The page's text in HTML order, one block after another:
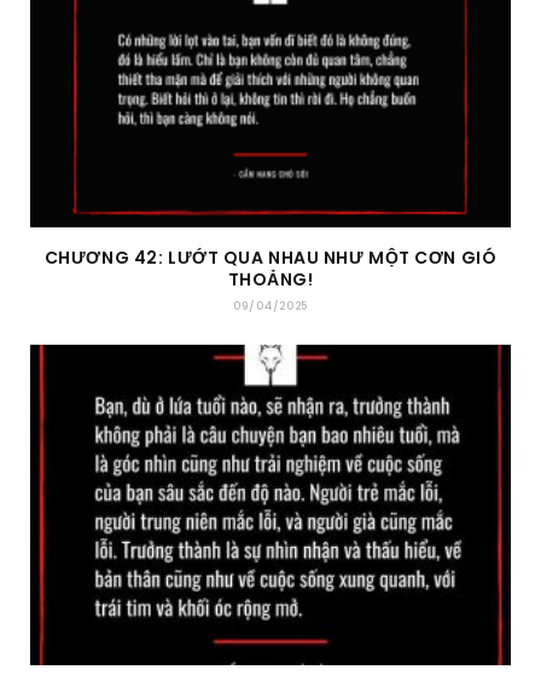
CHƯƠNG 42: LƯỚT QUA NHAU NHƯ MỘT CƠN GIÓ
THOẢNG!
09/04/2025